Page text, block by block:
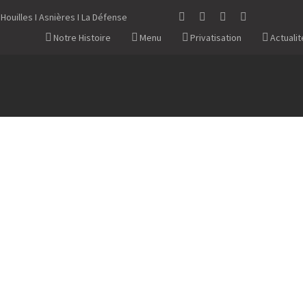
Houilles I Asnières I La Défense
Notre Histoire
Menu Privatisation